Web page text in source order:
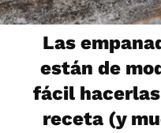
Las
están de
fácil
receta (y